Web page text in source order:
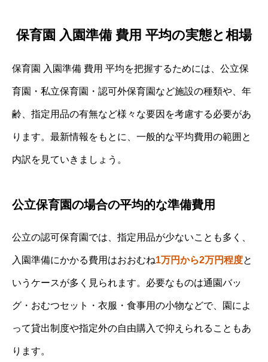
保育園 入園準備 費用 平均の実態と相場
保育園 入園準備 費用 平均を把握するためには、公立保
育園・私立保育園・認可外保育園など施設の種類や、年
齢、指定用品の有無など様々な要因を考慮する必要があ
ります。最新情報をもとに、一般的な平均費用の範囲と
内訳を見ていきましょう。
公立保育園の場合の平均的な準備費用
公立の認可保育園では、指定用品が少ないことも多く、
入園準備にかかる費用はおおむね1万円から2万円程度と
いうケースが多く見られます。必要なものは通園バッ
グ・おむつセット・衣服・食事用の小物などで、園によ
って貸出制度や指定外の自由購入で抑えられることもあ
ります。